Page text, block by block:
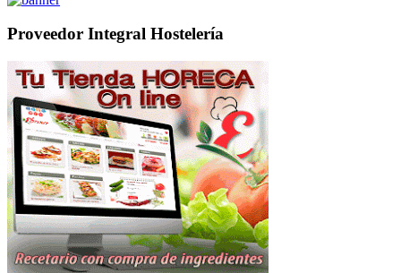
Proveedor Integral Hostelería